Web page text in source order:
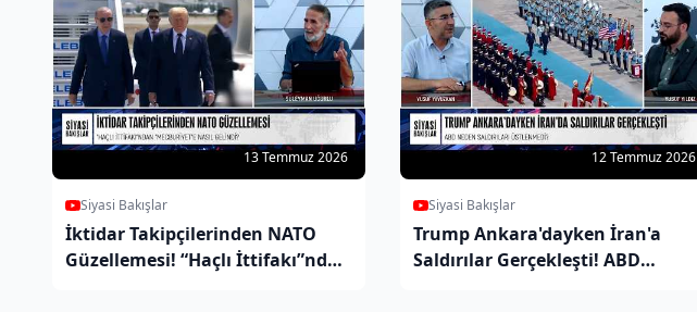
13 Temmuz 2026
Siyasi Bakışlar
İktidar Takipçilerinden NATO
Güzellemesi! “Haçlı İttifakı”ndan
12 Temmuz 2026
Siyasi Bakışlar
Trump Ankara'dayken İran'a
Saldırılar Gerçekleşti! ABD